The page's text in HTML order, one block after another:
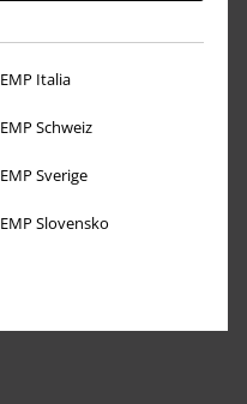
EMP Italia
EMP Schweiz
EMP Sverige
EMP Slovensko